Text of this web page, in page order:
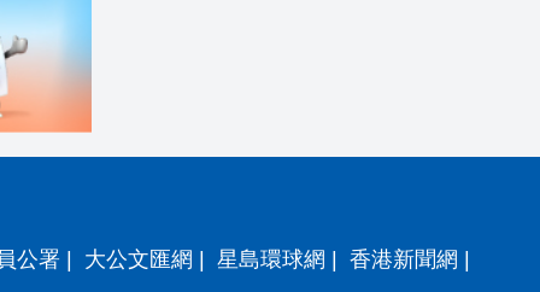
公署 大公文匯網 星島環球網 香港新聞網